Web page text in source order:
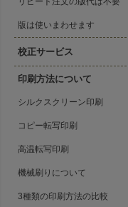
版は使いまわせます
校正サービス
印刷方法について
シルクスクリーン印刷
コピー転写印刷
高温転写印刷
機械刷りについて
3種類の印刷方法の比較